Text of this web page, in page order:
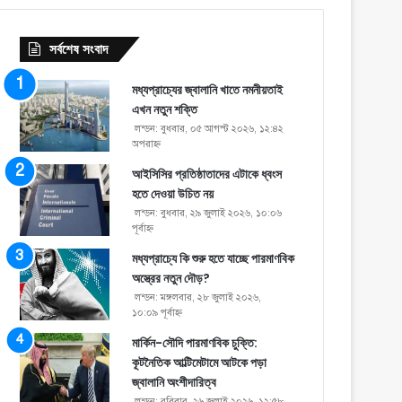
সর্বশেষ সংবাদ
মধ্যপ্রাচ্যের জ্বালানি খাতে নমনীয়তাই
এখন নতুন শক্তি
লন্ডন: বুধবার, ০৫ আগস্ট ২০২৬, ১২:৪২
অপরাহ্ণ
আইসিসির প্রতিষ্ঠাতাদের এটাকে ধ্বংস
হতে দেওয়া উচিত নয়
লন্ডন: বুধবার, ২৯ জুলাই ২০২৬, ১০:০৬
পূর্বাহ্ণ
মধ্যপ্রাচ্যে কি শুরু হতে যাচ্ছে পারমাণবিক
অস্ত্রের নতুন দৌড়?
লন্ডন: মঙ্গলবার, ২৮ জুলাই ২০২৬,
১০:০৯ পূর্বাহ্ণ
মার্কিন-সৌদি পারমাণবিক চুক্তি:
কূটনৈতিক আল্টিমেটামে আটকে পড়া
জ্বালানি অংশীদারিত্ব